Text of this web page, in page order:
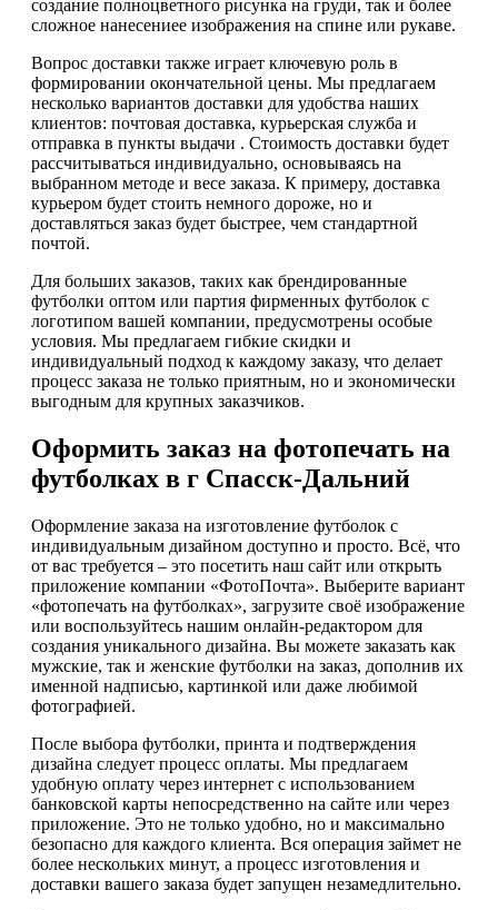
создание полноцветного рисунка на груди, так и более
сложное нанесениее изображения на спине или рукаве.
Вопрос доставки также играет ключевую роль в
формировании окончательной цены. Мы предлагаем
несколько вариантов доставки для удобства наших
клиентов: почтовая доставка, курьерская служба и
отправка в пункты выдачи . Стоимость доставки будет
рассчитываться индивидуально, основываясь на
выбранном методе и весе заказа. К примеру, доставка
курьером будет стоить немного дороже, но и
доставляться заказ будет быстрее, чем стандартной
почтой.
Для больших заказов, таких как брендированные
футболки оптом или партия фирменных футболок с
логотипом вашей компании, предусмотрены особые
условия. Мы предлагаем гибкие скидки и
индивидуальный подход к каждому заказу, что делает
процесс заказа не только приятным, но и экономически
выгодным для крупных заказчиков.
Оформить заказ на фотопечать на
футболках в г Спасск-Дальний
Оформление заказа на изготовление футболок с
индивидуальным дизайном доступно и просто. Всё, что
от вас требуется – это посетить наш сайт или открыть
приложение компании «ФотоПочта». Выберите вариант
«фотопечать на футболках», загрузите своё изображение
или воспользуйтесь нашим онлайн-редактором для
создания уникального дизайна. Вы можете заказать как
мужские, так и женские футболки на заказ, дополнив их
именной надписью, картинкой или даже любимой
фотографией.
После выбора футболки, принта и подтверждения
дизайна следует процесс оплаты. Мы предлагаем
удобную оплату через интернет с использованием
банковской карты непосредственно на сайте или через
приложение. Это не только удобно, но и максимально
безопасно для каждого клиента. Вся операция займет не
более нескольких минут, а процесс изготовления и
доставки вашего заказа будет запущен незамедлительно.